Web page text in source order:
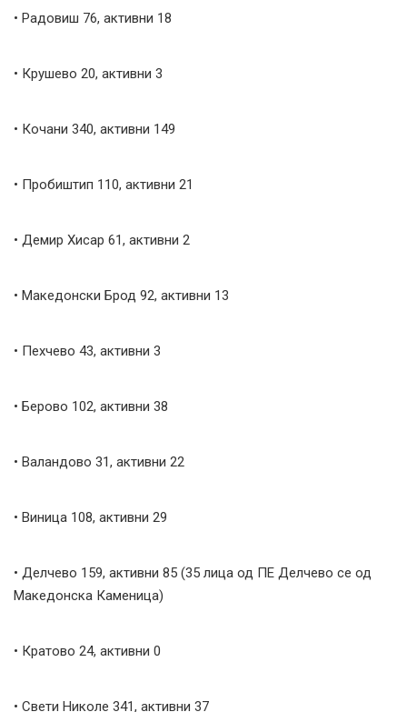
• Радовиш 76, активни 18
• Крушево 20, активни 3
• Кочани 340, активни 149
• Пробиштип 110, активни 21
• Демир Хисар 61, активни 2
• Македонски Брод 92, активни 13
• Пехчево 43, активни 3
• Берово 102, активни 38
• Валандово 31, активни 22
• Виница 108, активни 29
• Делчево 159, активни 85 (35 лица од ПЕ Делчево се од
Македонска Каменица)
• Кратово 24, активни 0
• Свети Николе 341, активни 37